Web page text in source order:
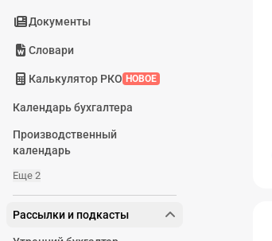
Документы
Словари
Калькулятор РКО НОВОЕ
Календарь бухгалтера
Производственный
календарь
Еще 2
Рассылки и подкасты